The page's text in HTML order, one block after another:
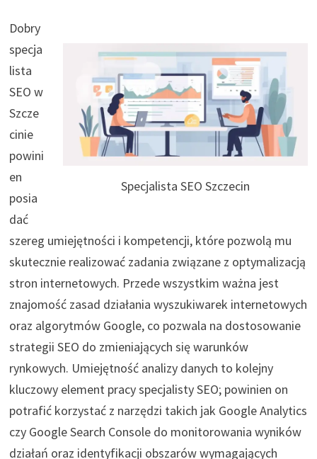
Specjalista SEO Szczecin
Dobry
specja
lista
SEO w
Szcze
cinie
powini
en
posia
dać
szereg umiejętności i kompetencji, które pozwolą mu
skutecznie realizować zadania związane z optymalizacją
stron internetowych. Przede wszystkim ważna jest
znajomość zasad działania wyszukiwarek internetowych
oraz algorytmów Google, co pozwala na dostosowanie
strategii SEO do zmieniających się warunków
rynkowych. Umiejętność analizy danych to kolejny
kluczowy element pracy specjalisty SEO; powinien on
potrafić korzystać z narzędzi takich jak Google Analytics
czy Google Search Console do monitorowania wyników
działań oraz identyfikacji obszarów wymagających